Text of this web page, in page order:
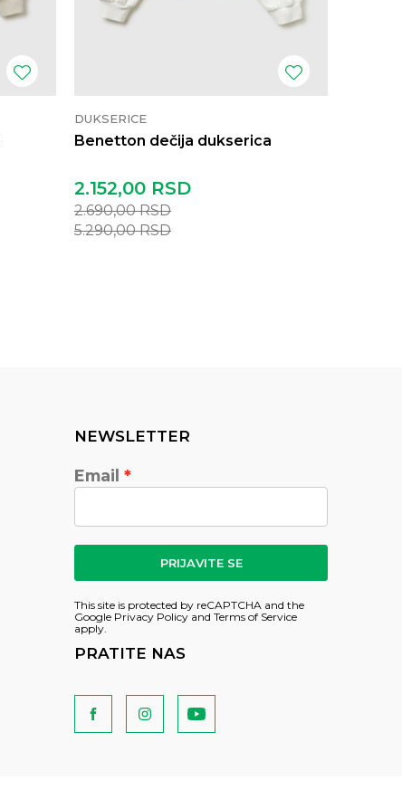
DUKSERICE
Benetton dečija dukserica
2.152,00 RSD
2.690,00RSD
5.290,00RSD
NEWSLETTER
Email
PRIJAVITE SE
This site is protected by reCAPTCHA and the
Google Privacy Policy and Terms of Service
apply.
PRATITE NAS